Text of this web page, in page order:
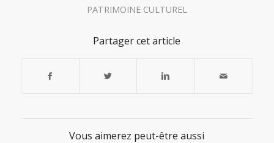
PATRIMOINE CULTUREL
Partager cet article
Vous aimerez peut-être aussi